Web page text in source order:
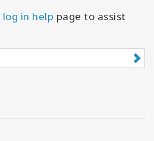
log in help page to assist